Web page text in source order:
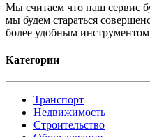
Мы считаем что наш сервис
мы будем стараться
более удобным
Категории
Транспорт
Недвижимость
Строительство